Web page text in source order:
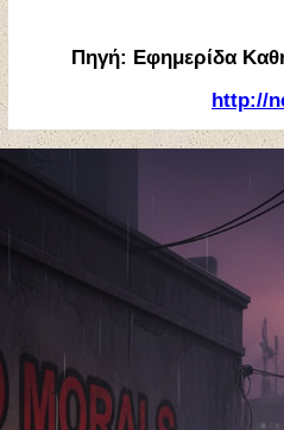
Πηγή: Εφημερίδα
http://